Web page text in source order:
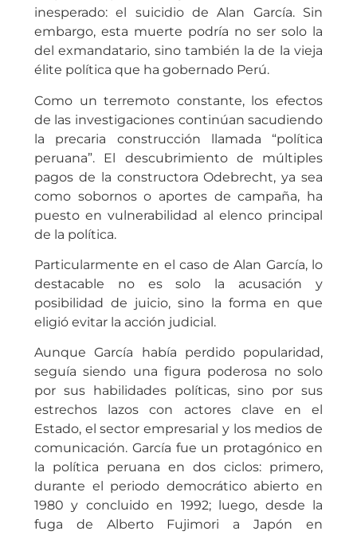
inesperado: el suicidio de Alan García. Sin
embargo, esta muerte podría no ser solo la
del exmandatario, sino también la de la vieja
élite política que ha gobernado Perú.
Como un terremoto constante, los efectos
de las investigaciones continúan sacudiendo
la precaria construcción llamada “política
peruana”. El descubrimiento de múltiples
pagos de la constructora Odebrecht, ya sea
como sobornos o aportes de campaña, ha
puesto en vulnerabilidad al elenco principal
de la política.
Particularmente en el caso de Alan García, lo
destacable no es solo la acusación y
posibilidad de juicio, sino la forma en que
eligió evitar la acción judicial.
Aunque García había perdido popularidad,
seguía siendo una figura poderosa no solo
por sus habilidades políticas, sino por sus
estrechos lazos con actores clave en el
Estado, el sector empresarial y los medios de
comunicación. García fue un protagónico en
la política peruana en dos ciclos: primero,
durante el periodo democrático abierto en
1980 y concluido en 1992; luego, desde la
fuga de Alberto Fujimori a Japón en